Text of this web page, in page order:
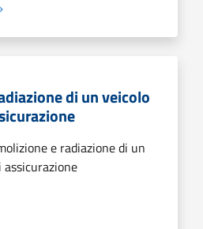
di un veicolo
e radiazione di un